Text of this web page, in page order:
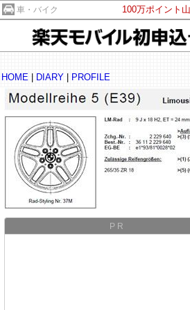
車・バイク 100万ポイント
HOME
DIARY PROFILE
PR